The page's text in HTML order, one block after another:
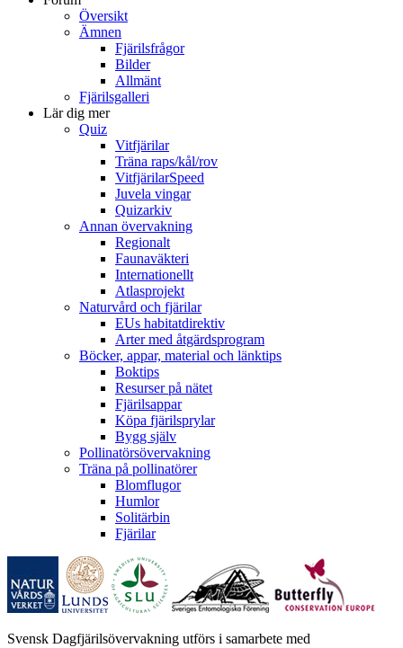
Översikt
Ämnen
Fjärilsfrågor
Bilder
Allmänt
Fjärilsgalleri
Lär dig mer
Quiz
Vitfjärilar
Träna raps/kål/rov
VitfjärilarSpeed
Juvela vingar
Quizarkiv
Annan övervakning
Regionalt
Faunaväkteri
Internationellt
Atlasprojekt
Naturvård och fjärilar
EUs habitatdirektiv
Arter med åtgärdsprogram
Böcker, appar, material och länktips
Boktips
Resurser på nätet
Fjärilsappar
Köpa fjärilsprylar
Bygg själv
Pollinatörsövervakning
Träna på pollinatörer
Blomflugor
Humlor
Solitärbin
Fjärilar
Svensk Dagfjärilsövervakning utförs i samarbete med